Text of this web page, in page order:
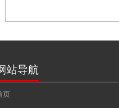
站导航
页